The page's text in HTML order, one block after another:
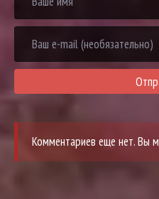
Комментариев еще нет. Вы